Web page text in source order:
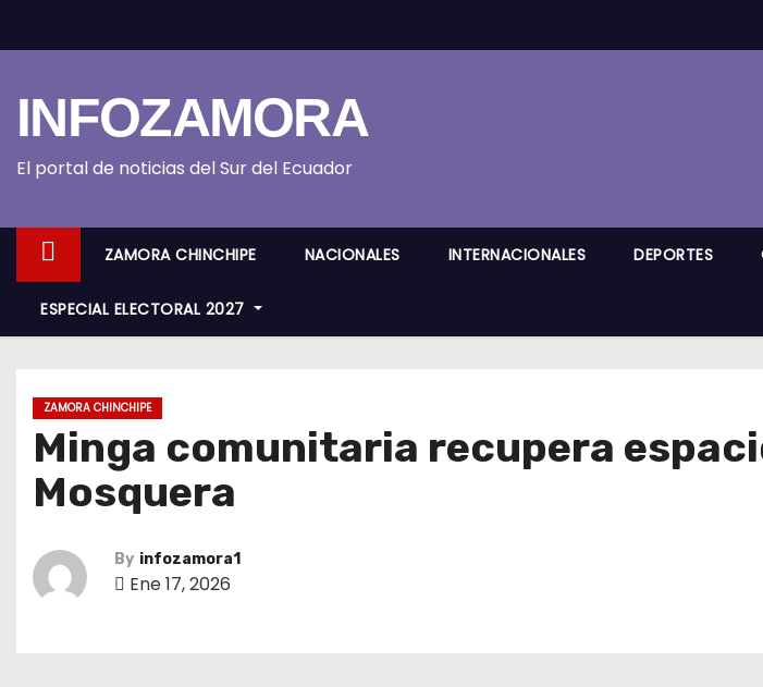
k
o
INFOZAMORA
El portal de noticias del Sur del Ecuador
ZAMORA CHINCHIPE NACIONALES INTERNACIONALES DEPORTES
ESPECIAL ELECTORAL 2027
ZAMORA CHINCHIPE
Minga comunitaria recupera
Mosquera
By infozamora1
Ene 17, 2026